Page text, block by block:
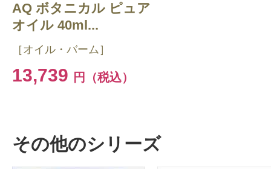
AQ ボタニカル ピュア
オイル 40ml...
［オイル・バーム］
13,739 円（税込）
その他のシリーズ